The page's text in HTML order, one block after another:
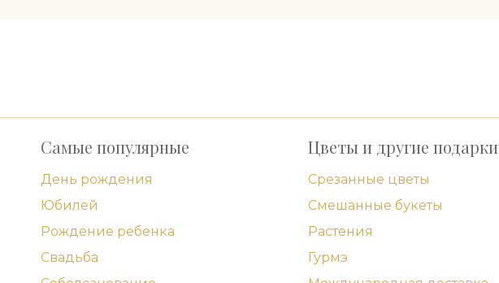
Самые популярные
День рождения
Юбилей
Рождение ребенка
Свадьба
Цветы и другие подарки
Срезанные цветы
Смешанные букеты
Растения
Гурмэ